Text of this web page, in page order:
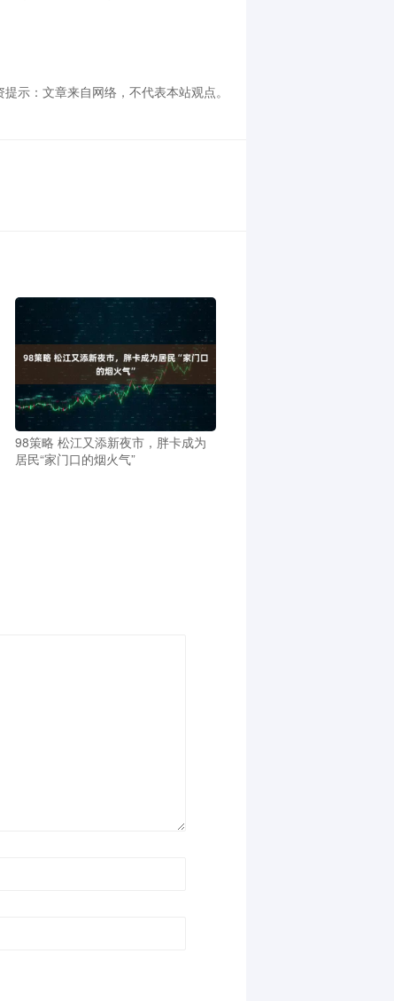
示：文章来自网络，不代表本站观点。
98策略 松江又添新夜市，胖卡成为
居民“家门口的烟火气”